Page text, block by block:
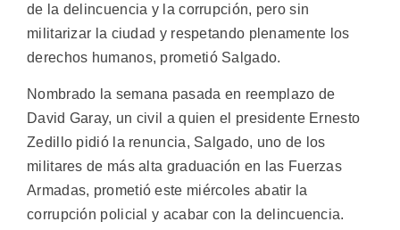
de la delincuencia y la corrupción, pero sin
militarizar la ciudad y respetando plenamente los
derechos humanos, prometió Salgado.
Nombrado la semana pasada en reemplazo de
David Garay, un civil a quien el presidente Ernesto
Zedillo pidió la renuncia, Salgado, uno de los
militares de más alta graduación en las Fuerzas
Armadas, prometió este miércoles abatir la
corrupción policial y acabar con la delincuencia.